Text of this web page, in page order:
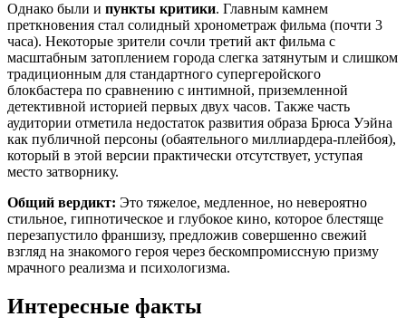
Однако были и пункты критики. Главным камнем
преткновения стал солидный хронометраж фильма (почти 3
часа). Некоторые зрители сочли третий акт фильма с
масштабным затоплением города слегка затянутым и слишком
традиционным для стандартного супергеройского
блокбастера по сравнению с интимной, приземленной
детективной историей первых двух часов. Также часть
аудитории отметила недостаток развития образа Брюса Уэйна
как публичной персоны (обаятельного миллиардера-плейбоя),
который в этой версии практически отсутствует, уступая
место затворнику.
Общий вердикт: Это тяжелое, медленное, но невероятно
стильное, гипнотическое и глубокое кино, которое блестяще
перезапустило франшизу, предложив совершенно свежий
взгляд на знакомого героя через бескомпромиссную призму
мрачного реализма и психологизма.
Интересные факты